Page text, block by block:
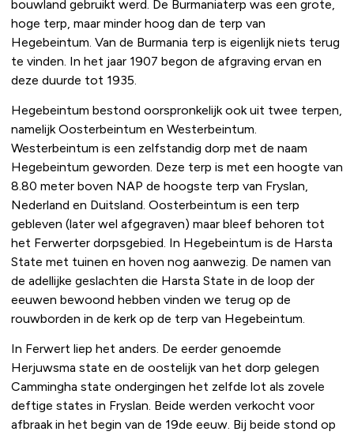
bouwland gebruikt werd. De Burmaniaterp was een grote,
hoge terp, maar minder hoog dan de terp van
Hegebeintum. Van de Burmania terp is eigenlijk niets terug
te vinden. In het jaar 1907 begon de afgraving ervan en
deze duurde tot 1935.
Hegebeintum bestond oorspronkelijk ook uit twee terpen,
namelijk Oosterbeintum en Westerbeintum.
Westerbeintum is een zelfstandig dorp met de naam
Hegebeintum geworden. Deze terp is met een hoogte van
8.80 meter boven NAP de hoogste terp van Fryslan,
Nederland en Duitsland. Oosterbeintum is een terp
gebleven (later wel afgegraven) maar bleef behoren tot
het Ferwerter dorpsgebied. In Hegebeintum is de Harsta
State met tuinen en hoven nog aanwezig. De namen van
de adellijke geslachten die Harsta State in de loop der
eeuwen bewoond hebben vinden we terug op de
rouwborden in de kerk op de terp van Hegebeintum.
In Ferwert liep het anders. De eerder genoemde
Herjuwsma state en de oostelijk van het dorp gelegen
Cammingha state ondergingen het zelfde lot als zovele
deftige states in Fryslan. Beide werden verkocht voor
afbraak in het begin van de 19de eeuw. Bij beide stond op